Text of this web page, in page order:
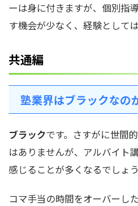
ーは身に付きますが、個別指
す機会が少なく、経験として
共通編
塾業界はブラックなの
ブラックです。さすがに世間
はありませんが、アルバイト
感じることが多くなるでしょう
コマ手当の時間をオーバーし